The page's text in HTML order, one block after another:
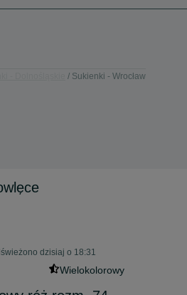
Sukienki - Wrocław
dzisiaj o 18:31
Wielokolorowy